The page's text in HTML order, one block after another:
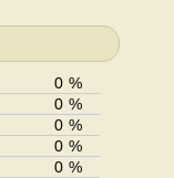
0 %
0 %
0 %
0 %
0 %